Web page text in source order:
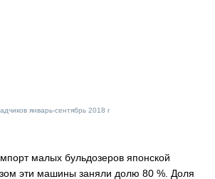
январь-сентябрь 2018 г
малых бульдозеров японской
эти машины заняли долю 80 %. Доля